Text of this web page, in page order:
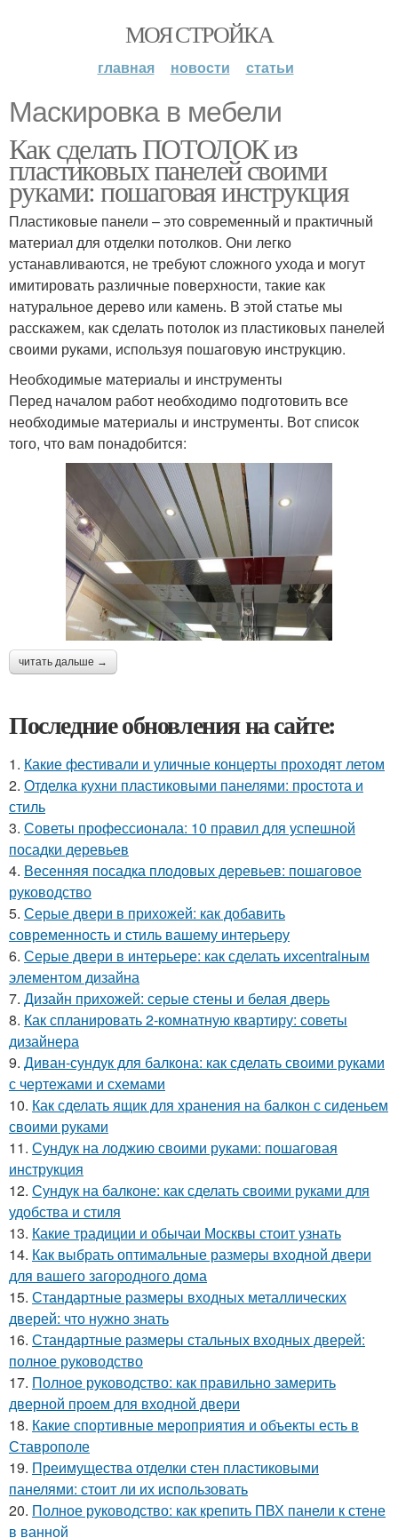
МОЯ СТРОЙКА
главная новости статьи
Маскировка в мебели
Как сделать ПОТОЛОК из
пластиковых панелей своими
руками: пошаговая инструкция
Пластиковые панели – это современный и практичный
материал для отделки потолков. Они легко
устанавливаются, не требуют сложного ухода и могут
имитировать различные поверхности, такие как
натуральное дерево или камень. В этой статье мы
расскажем, как сделать потолок из пластиковых панелей
своими руками, используя пошаговую инструкцию.
Необходимые материалы и инструменты
Перед началом работ необходимо подготовить все
необходимые материалы и инструменты. Вот список
того, что вам понадобится:
читать дальше →
Последние обновления на сайте:
1. Какие фестивали и уличные концерты проходят летом
2. Отделка кухни пластиковыми панелями: простота и
стиль
3. Советы профессионала: 10 правил для успешной
посадки деревьев
4. Весенняя посадка плодовых деревьев: пошаговое
руководство
5. Серые двери в прихожей: как добавить
современность и стиль вашему интерьеру
6. Серые двери в интерьере: как сделать ихcentralным
элементом дизайна
7. Дизайн прихожей: серые стены и белая дверь
8. Как спланировать 2-комнатную квартиру: советы
дизайнера
9. Диван-сундук для балкона: как сделать своими руками
с чертежами и схемами
10. Как сделать ящик для хранения на балкон с сиденьем
своими руками
11. Сундук на лоджию своими руками: пошаговая
инструкция
12. Сундук на балконе: как сделать своими руками для
удобства и стиля
13. Какие традиции и обычаи Москвы стоит узнать
14. Как выбрать оптимальные размеры входной двери
для вашего загородного дома
15. Стандартные размеры входных металлических
дверей: что нужно знать
16. Стандартные размеры стальных входных дверей:
полное руководство
17. Полное руководство: как правильно замерить
дверной проем для входной двери
18. Какие спортивные мероприятия и объекты есть в
Ставрополе
19. Преимущества отделки стен пластиковыми
панелями: стоит ли их использовать
20. Полное руководство: как крепить ПВХ панели к стене
в ванной